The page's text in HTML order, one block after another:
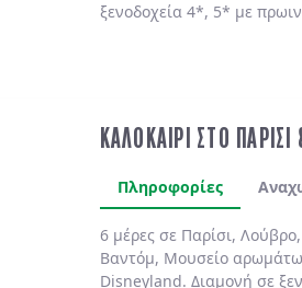
ξενοδοχεία 4*, 5* με
ΚΑΛΟΚΑΙΡΙ ΣΤΟ ΠΑΡΙΣΙ
Πληροφορίες
6 μέρες σε Παρίσι,
Βαντόμ, Μουσείο
Disneyland. Διαμονή σε